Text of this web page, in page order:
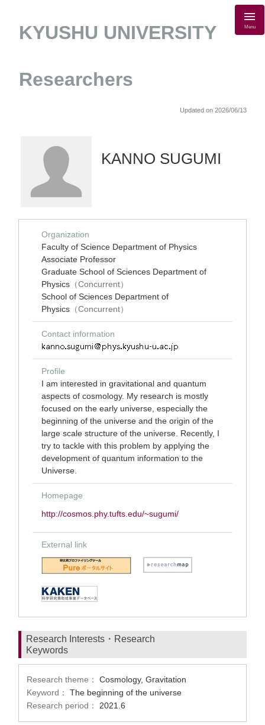
KYUSHU UNIVERSITY
Researchers
Menu
Updated on 2026/06/13
KANNO SUGUMI
Organization
Faculty of Science Department of Physics
Associate Professor
Graduate School of Sciences Department of
Physics （Concurrent）
School of Sciences Department of
Physics （Concurrent）
Contact information
Profile
I am interested in gravitational and quantum
aspects of cosmology. My research is mostly
focused on the early universe, especially the
beginning of the universe and the origin of the
large scale structure of the universe. Recently, I
try to tackle with this problem by applying the
development of quantum information to the
Universe.
Homepage
http://cosmos.phy.tufts.edu/~sugumi/
External link
Research Interests・Research
Keywords
Research theme：
Cosmology, Gravitation
Keyword：
The beginning of the universe
Research period：
2021.6